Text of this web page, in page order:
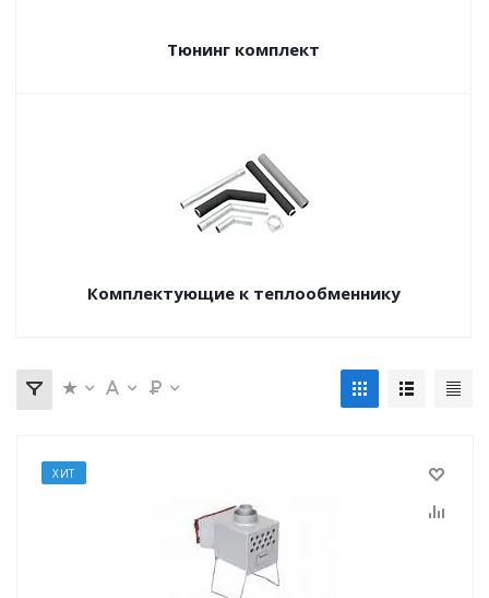
Тюнинг комплект
Комплектующие к теплообменнику
ХИТ